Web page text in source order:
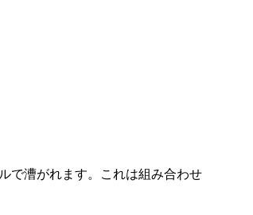
で漕がれます。これは組み合わせ